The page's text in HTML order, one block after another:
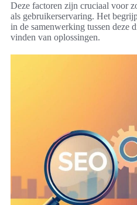
Deze factoren zijn cruciaal voor
als gebruikerservaring. Het
in de samenwerking tussen deze
vinden van oplossingen.